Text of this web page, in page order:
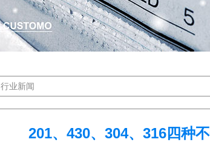
行业新闻
201、430、304、316四种